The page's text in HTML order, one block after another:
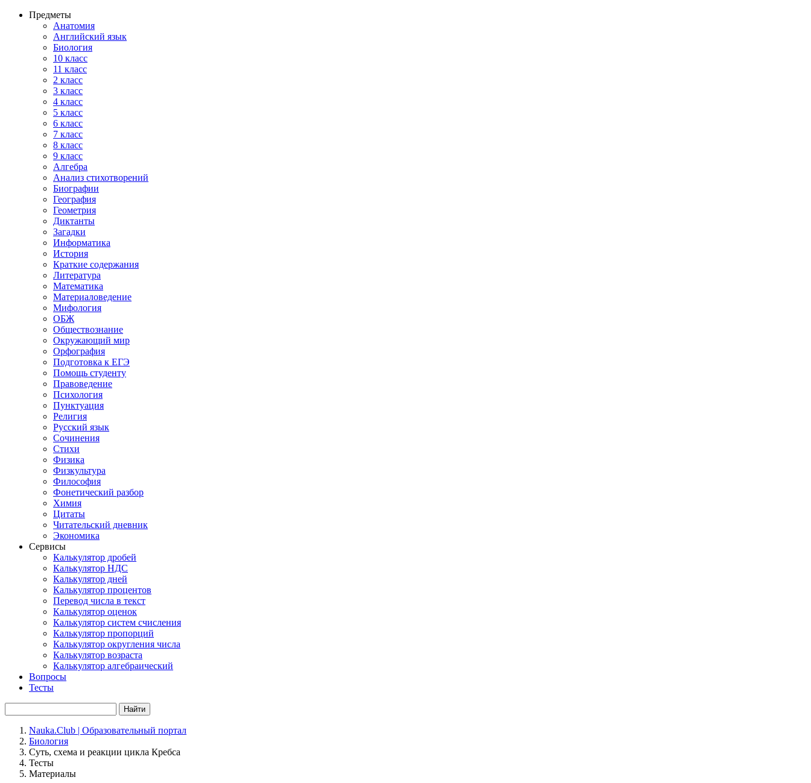
Предметы
Анатомия
Английский язык
Биология
10 класс
11 класс
2 класс
3 класс
4 класс
5 класс
6 класс
7 класс
8 класс
9 класс
Алгебра
Анализ стихотворений
Биографии
География
Геометрия
Диктанты
Загадки
Информатика
История
Краткие содержания
Литература
Математика
Материаловедение
Мифология
ОБЖ
Обществознание
Окружающий мир
Орфография
Подготовка к ЕГЭ
Помощь студенту
Правоведение
Психология
Пунктуация
Религия
Русский язык
Сочинения
Стихи
Физика
Физкультура
Философия
Фонетический разбор
Химия
Цитаты
Читательский дневник
Экономика
Сервисы
Калькулятор дробей
Калькулятор НДС
Калькулятор дней
Калькулятор процентов
Перевод числа в текст
Калькулятор оценок
Калькулятор систем счисления
Калькулятор пропорций
Калькулятор округления числа
Калькулятор возраста
Калькулятор алгебраический
Вопросы
Тесты
Найти
Nauka.Club | Образовательный портал
Биология
Суть, схема и реакции цикла Кребса
Тесты
Материалы